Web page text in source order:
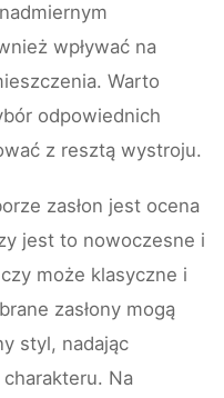
wpływać na
Warto
odpowiednich
z resztą wystroju.
zasłon jest ocena
jest to nowoczesne i
może klasyczne i
zasłony mogą
styl, nadając
Na